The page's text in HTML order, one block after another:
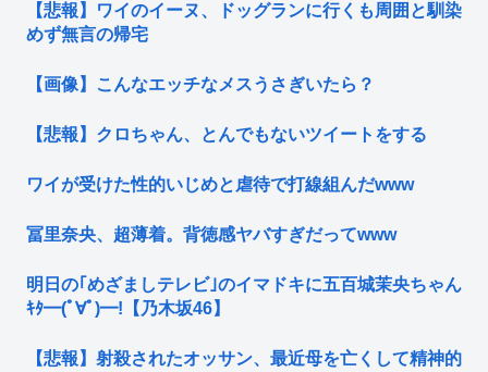
【悲報】ワイのイーヌ、ドッグランに行くも周囲と馴染
めず無言の帰宅
【画像】こんなエッチなメスうさぎいたら？
【悲報】クロちゃん、とんでもないツイートをする
ワイが受けた性的いじめと虐待で打線組んだwww
冨里奈央、超薄着。背徳感ヤバすぎだってwww
明日の｢めざましテレビ｣のイマドキに五百城茉央ちゃん
ｷﾀ━(ﾟ∀ﾟ)━!【乃木坂46】
【悲報】射殺されたオッサン、最近母を亡くして精神的